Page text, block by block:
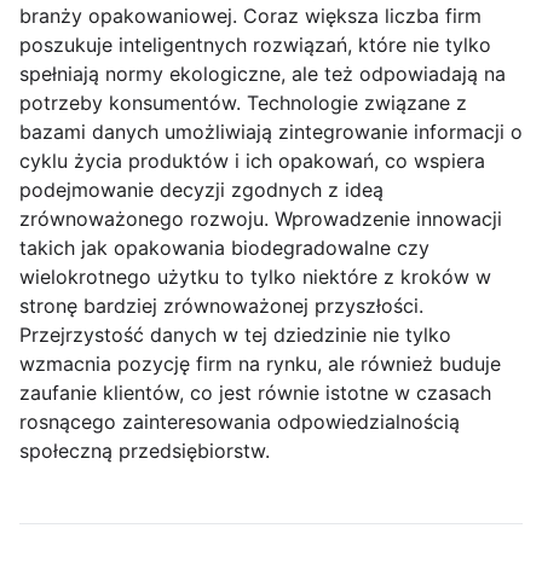
branży opakowaniowej. Coraz większa liczba firm
poszukuje inteligentnych rozwiązań, które nie tylko
spełniają normy ekologiczne, ale też odpowiadają na
potrzeby konsumentów. Technologie związane z
bazami danych umożliwiają zintegrowanie informacji o
cyklu życia produktów i ich opakowań, co wspiera
podejmowanie decyzji zgodnych z ideą
zrównoważonego rozwoju. Wprowadzenie innowacji
takich jak opakowania biodegradowalne czy
wielokrotnego użytku to tylko niektóre z kroków w
stronę bardziej zrównoważonej przyszłości.
Przejrzystość danych w tej dziedzinie nie tylko
wzmacnia pozycję firm na rynku, ale również buduje
zaufanie klientów, co jest równie istotne w czasach
rosnącego zainteresowania odpowiedzialnością
społeczną przedsiębiorstw.